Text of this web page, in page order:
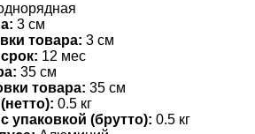
3 см
товара: 3 см
12 мес
35 см
товара: 35 см
0.5 кг
упаковкой (брутто): 0.5 кг